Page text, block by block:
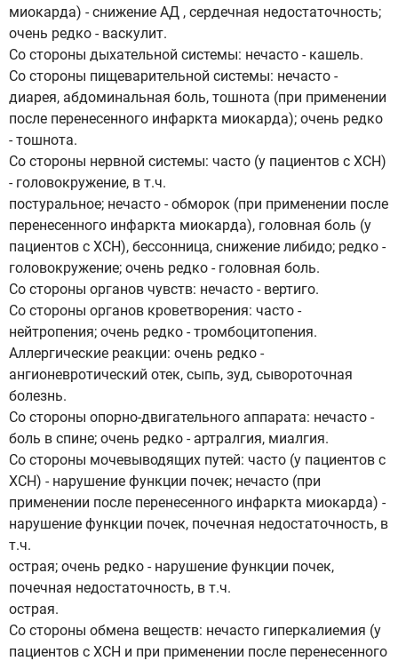
миокарда) - снижение АД , сердечная недостаточность;
очень редко - васкулит.
Со стороны дыхательной системы: нечасто - кашель.
Со стороны пищеварительной системы: нечасто -
диарея, абдоминальная боль, тошнота (при применении
после перенесенного инфаркта миокарда); очень редко
- тошнота.
Со стороны нервной системы: часто (у пациентов с ХСН)
- головокружение, в т.ч.
постуральное; нечасто - обморок (при применении после
перенесенного инфаркта миокарда), головная боль (у
пациентов с ХСН), бессонница, снижение либидо; редко -
головокружение; очень редко - головная боль.
Со стороны органов чувств: нечасто - вертиго.
Со стороны органов кроветворения: часто -
нейтропения; очень редко - тромбоцитопения.
Аллергические реакции: очень редко -
ангионевротический отек, сыпь, зуд, сывороточная
болезнь.
Со стороны опорно-двигательного аппарата: нечасто -
боль в спине; очень редко - артралгия, миалгия.
Со стороны мочевыводящих путей: часто (у пациентов с
ХСН) - нарушение функции почек; нечасто (при
применении после перенесенного инфаркта миокарда) -
нарушение функции почек, почечная недостаточность, в
т.ч.
острая; очень редко - нарушение функции почек,
почечная недостаточность, в т.ч.
острая.
Со стороны обмена веществ: нечасто гиперкалиемия (у
пациентов с ХСН и при применении после перенесенного